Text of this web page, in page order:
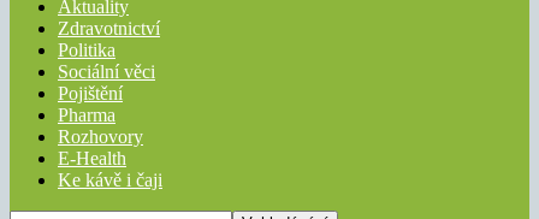
Aktuality
Zdravotnictví
Politika
Sociální věci
Pojištění
Pharma
Rozhovory
E-Health
Ke kávě i čaji